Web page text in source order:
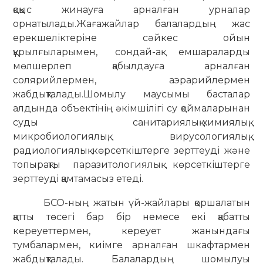
қоқыс жинауға арналған урналар
орнатылады.Жағажайлар балалардың жас
ерекшеліктеріне сәйкес ойын
құрылғыларымен, сондай-ақ емшараларды
мөлшерлеп қабылдауға арналған
солярийлермен, аэрарийлермен
жабдықталады.Шомылу маусымы басталар
алдында объектінің әкімшілігі су қоймаларынан
суды санитариялық-химиялық,
микробиологиялық, вирусологиялық,
радиологиялық көрсеткіштерге зерттеуді және
топырақты паразитологиялық көрсеткіштерге
зерттеуді қамтамасыз етеді.
БСО-ның жатын үй-жайлары қоршалатын
қатты төсегі бар бір немесе екі қабатты
кереуеттермен, кереует жанындағы
тумбалармен, киімге арналған шкафтармен
жабдықталады. Балалардың шомылуы